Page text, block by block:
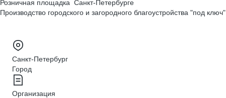
Розничная площадка Санкт-Петербурге
Производство городского и загородного благоустройства "под ключ"
Санкт-Петербург
Город
Организация